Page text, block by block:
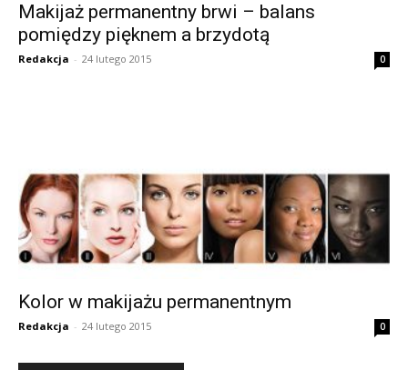
Makijaż permanentny brwi – balans
pomiędzy pięknem a brzydotą
Redakcja - 24 lutego 2015 0
Kolor w makijażu permanentnym
Redakcja - 24 lutego 2015 0